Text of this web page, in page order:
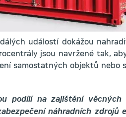
událostí dokážou
jsou navržené tak,
samostatných objektů nebo
podílí na zajištění věcných
náhradních zdrojů